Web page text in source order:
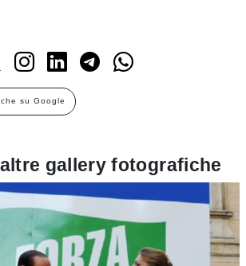
su Google
gallery fotografiche